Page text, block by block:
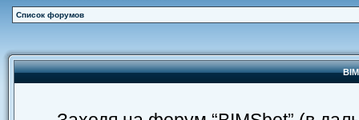
Список форумов